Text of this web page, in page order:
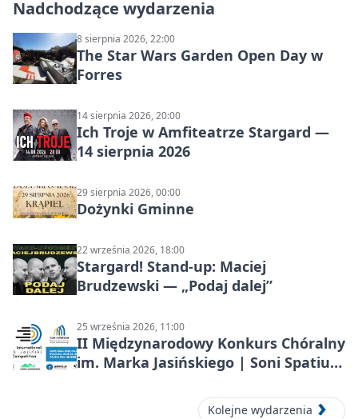
Nadchodzące wydarzenia
8 sierpnia 2026, 22:00
The Star Wars Garden Open Day w
Forres
14 sierpnia 2026, 20:00
Ich Troje w Amfiteatrze Stargard —
14 sierpnia 2026
29 sierpnia 2026, 00:00
Dożynki Gminne
22 września 2026, 18:00
Stargard! Stand-up: Maciej
Brudzewski — „Podaj dalej”
25 września 2026, 11:00
II Międzynarodowy Konkurs Chóralny
im. Marka Jasińskiego | Soni Spatium
Kolejne wydarzenia